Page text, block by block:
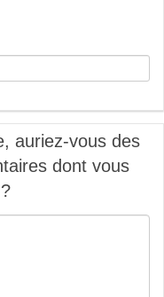
auriez-vous des
dont vous